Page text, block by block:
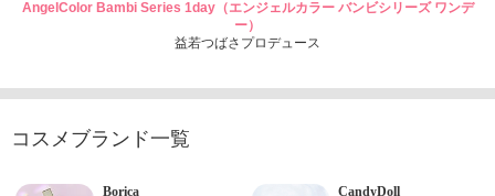
AngelColor Bambi Series 1day（エンジェルカラー バンビシリーズ ワンデ
ー）
益若つばさプロデュース
コスメブランド一覧